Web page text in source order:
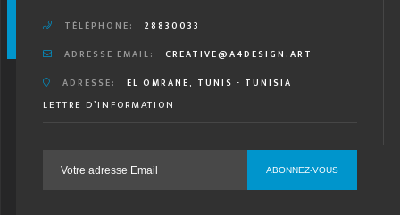
TÉLÉPHONE:
28830033
ADRESSE EMAIL:
CREATIVE@A4DESIGN.ART
ADRESSE:
EL OMRANE, TUNIS - TUNISIA
LETTRE D’INFORMATION